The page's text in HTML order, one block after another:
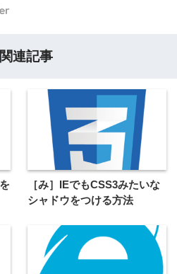
関連記事
［み］IEでもCSS3みたいな
シャドウをつける方法